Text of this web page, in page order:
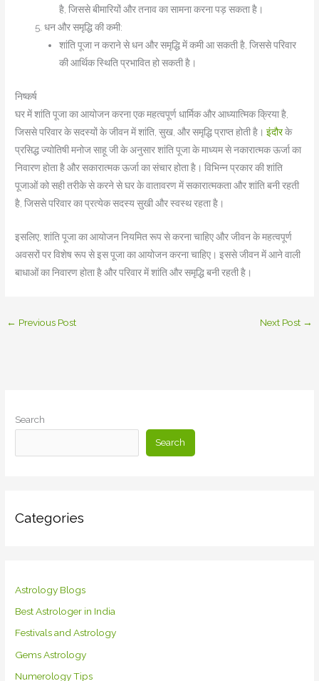
है, जिससे बीमारियों और तनाव का सामना करना पड़ सकता है।
धन और समृद्धि की कमी:
शांति पूजा न कराने से धन और समृद्धि में कमी आ सकती है, जिससे परिवार
की आर्थिक स्थिति प्रभावित हो सकती है।
निष्कर्ष
घर में शांति पूजा का आयोजन करना एक महत्वपूर्ण धार्मिक और आध्यात्मिक क्रिया है,
जिससे परिवार के सदस्यों के जीवन में शांति, सुख, और समृद्धि प्राप्त होती है।इंदौरके
प्रसिद्ध ज्योतिषी मनोज साहू जी के अनुसार शांति पूजा के माध्यम से नकारात्मक ऊर्जा का
निवारण होता है और सकारात्मक ऊर्जा का संचार होता है। विभिन्न प्रकार की शांति
पूजाओं को सही तरीके से करने से घर के वातावरण में सकारात्मकता और शांति बनी रहती
है, जिससे परिवार का प्रत्येक सदस्य सुखी और स्वस्थ रहता है।
इसलिए, शांति पूजा का आयोजन नियमित रूप से करना चाहिए और जीवन के महत्वपूर्ण
अवसरों पर विशेष रूप से इस पूजा का आयोजन करना चाहिए। इससे जीवन में आने वाली
बाधाओं का निवारण होता है और परिवार में शांति और समृद्धि बनी रहती है।
← Previous Post Next Post →
Search
Search
Categories
Astrology Blogs
Best Astrologer in India
Festivals and Astrology
Gems Astrology
Numerology Tips